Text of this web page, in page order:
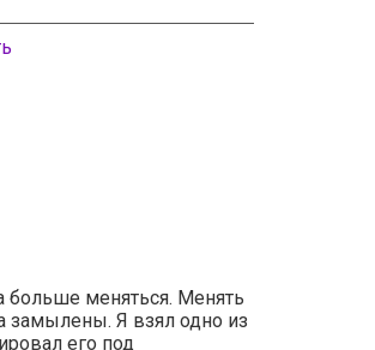
больше меняться. Менять
замылены. Я взял одно из
его под